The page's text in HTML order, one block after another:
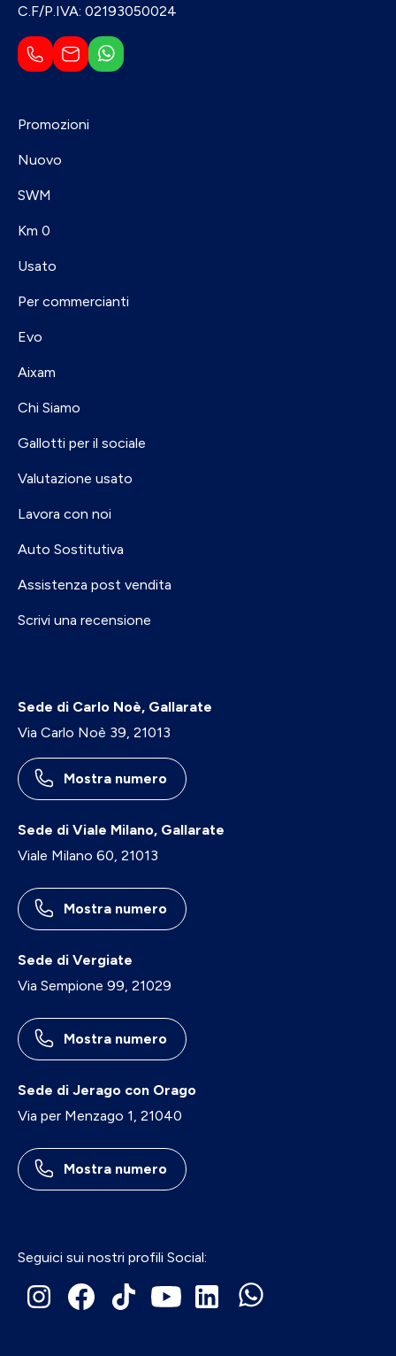
C.F/P.IVA: 02193050024
Promozioni
Nuovo
SWM
Km 0
Usato
Per commercianti
Evo
Aixam
Chi Siamo
Gallotti per il sociale
Valutazione usato
Lavora con noi
Auto Sostitutiva
Assistenza post vendita
Scrivi una recensione
Sede di Carlo Noè, Gallarate
Via Carlo Noè 39, 21013
Mostra numero
Sede di Viale Milano, Gallarate
Viale Milano 60, 21013
Mostra numero
Sede di Vergiate
Via Sempione 99, 21029
Mostra numero
Sede di Jerago con Orago
Via per Menzago 1, 21040
Mostra numero
Seguici sui nostri profili Social: